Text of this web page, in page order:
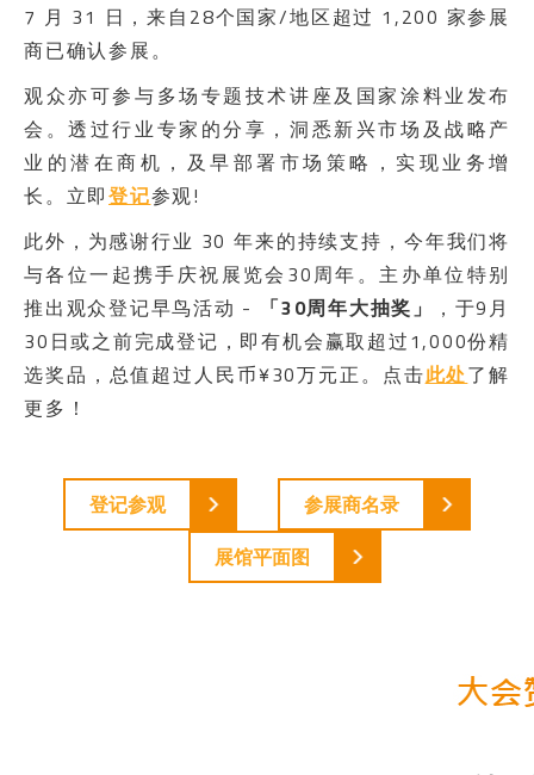
7 月 31 日，来自28个国家/地区超过 1,200 家参展
商已确认参展。
观众亦可参与多场专题技术讲座及国家涂料业发布
会。透过行业专家的分享，洞悉新兴市场及战略产
业的潜在商机，及早部署市场策略，实现业务增
长。立即登记参观!
此外，为感谢行业 30 年来的持续支持，今年我们将
与各位一起携手庆祝展览会30周年。主办单位特别
推出观众登记早鸟活动 -
「30周年大抽奖」
，于9月
30日或之前完成登记，即有机会赢取超过1,000份精
选奖品，总值超过人民币¥30万元正。点击此处了解
更多！
登记参观
参展商名录
展馆平面图